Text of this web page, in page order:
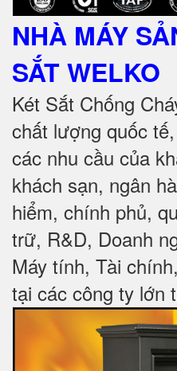
NHÀ MÁY
SẮTWELKO
Két Sắt Chống
chất lượng quốc
các nhu cầu của
khách sạn, ngân
hiểm, chính phủ,
trữ, R&D, Doanh
Máy tính, Tài
tại các công ty lớn